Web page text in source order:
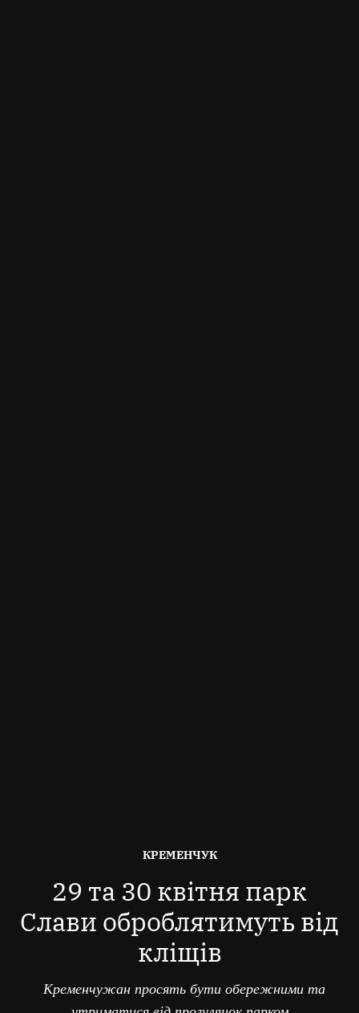
ОПУБЛІКОВАНО
КРЕМЕНЧУК
29 та 30 квітня парк
Слави оброблятимуть від
кліщів
Кременчужан просять бути обережними та